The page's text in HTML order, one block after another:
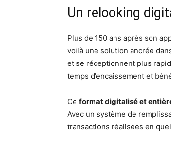
Un relooking
Plus de 150 ans après son
voilà une solution ancrée
et se réceptionnent plus
temps d’encaissement et
Ce format digitalisé et
Avec un système de
transactions réalisées en